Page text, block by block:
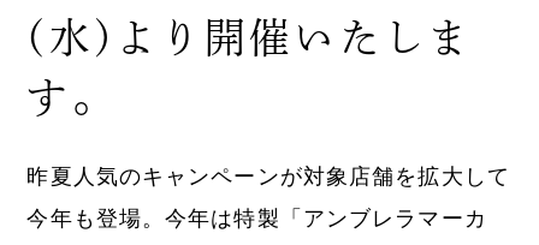
(水)より開催いたしま
す。
昨夏人気のキャンペーンが対象店舗を拡大して
今年も登場。今年は特製「アンブレラマーカ